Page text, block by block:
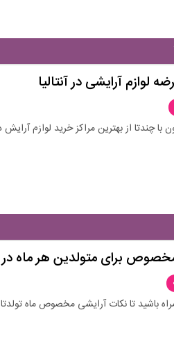
لوازم آرایشی در آنتالیا
چندتا از بهترین مراکز خرید لوازم آرایش
برای متولدین هر ماه در
باشید تا نکات آرایشی مخصوص ماه